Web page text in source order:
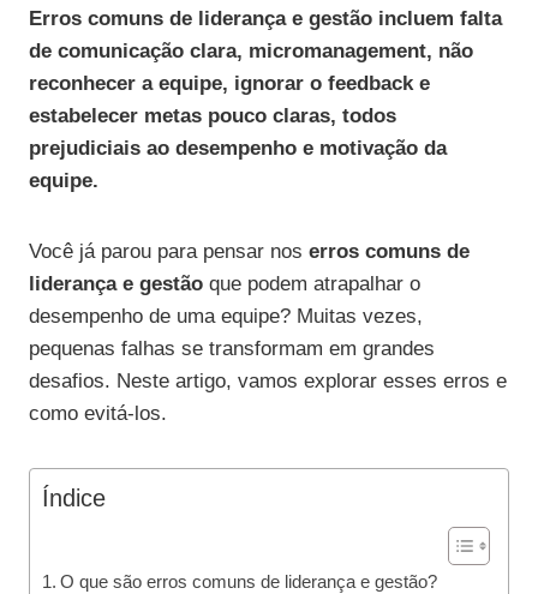
Erros comuns de liderança e gestão incluem falta
de comunicação clara, micromanagement, não
reconhecer a equipe, ignorar o feedback e
estabelecer metas pouco claras, todos
prejudiciais ao desempenho e motivação da
equipe.
Você já parou para pensar nos erros comuns de
liderança e gestão que podem atrapalhar o
desempenho de uma equipe? Muitas vezes,
pequenas falhas se transformam em grandes
desafios. Neste artigo, vamos explorar esses erros e
como evitá-los.
Índice
O que são erros comuns de liderança e gestão?